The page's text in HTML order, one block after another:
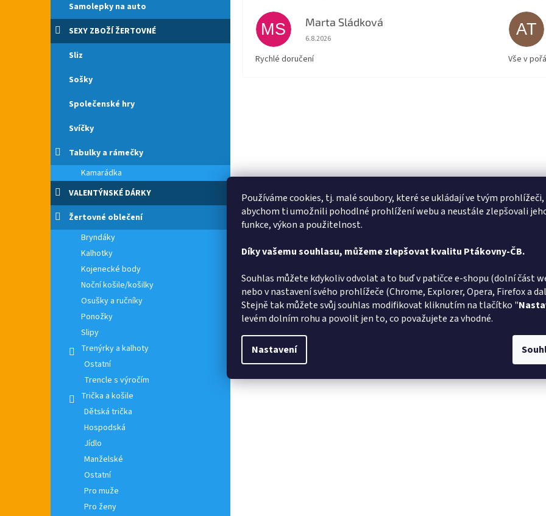
Používáme cookies, tj. malé soubory, které se ukládají ve tvým prohlížeči,
abychom ti umožnili pohodlné prohlížení webu a neustále zlepšovali
funkce, výkon a použitelnost.
Díky vašemu souhlasu, můžeme zlepšovat kvalitu Ptákovny-ČB.
Souhlas můžete kdykoliv odvolat a to buď v patičce e-shopu (dolní část
nebo v nastavení svého prohlížeče (Chrome, Explorer, Opera, Firefox a
Stejně tak můžete svůj souhlas modifikovat kliknutím na tlačítko "
levém dolním rohu a povolit jen to, co považujete za vhodné.
Nastavení
Samolepky na auto
SEXY ZBOŽÍ ŽERTOVNÉ
Sliz
Sošky
Společenské hry
Svíčky
Tabulky a rámečky
Kamarádka
VALENTÝNSKÉ DÁRKY
Žertovné oblečení
Bryndáky
Kalhotky
Kojenecké body
Noční košile/košilky
Osušky a ručníky
Ponožky
Slipy
Trenýrky a kalhoty
Ostatní
Trencle s výročím
Trička a košile
Dětská trička
Hospodská
Jídlo
Manželské
Ostatní
Pro muže
Pro ženy
MS Marta Sládková
Hodnocení obchodu je 5 z 5 hvězdiček.
6.8.2026
Rychlé doručení
AT
Vše v